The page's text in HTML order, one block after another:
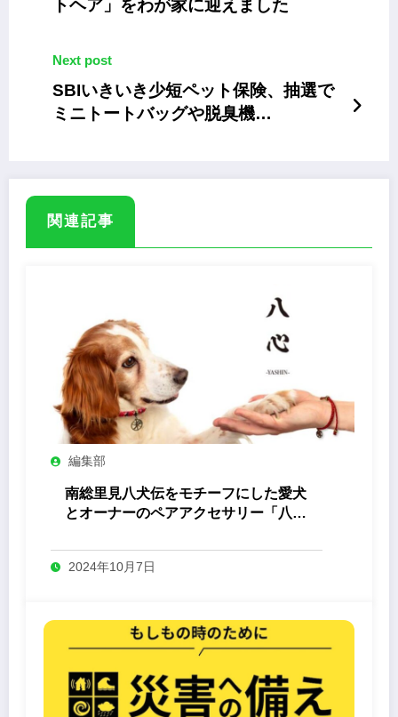
トヘア」をわが家に迎えました
Next post
SBIいきいき少短ペット保険、抽選で
ミニトートバッグや脱臭機
関連記事
編集部
南総里見八犬伝をモチーフにした愛犬
とオーナーのペアアクセサリー「八心
2024年10月7日